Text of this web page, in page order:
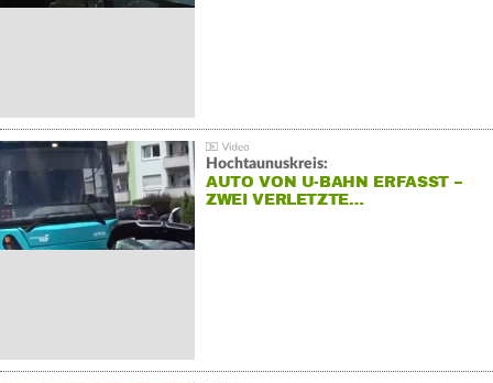
Hochtaunuskreis:
AUTO VON U-BAHN ERFASST –
ZWEI VERLETZTE…